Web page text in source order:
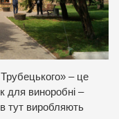
– це
для виноробні –
тут виробляють